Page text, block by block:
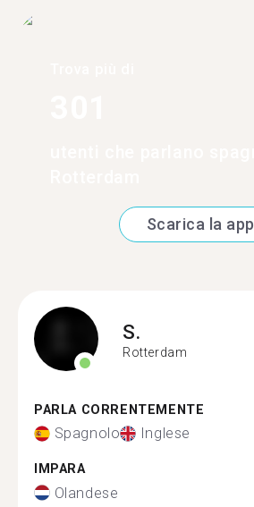
Scarica la app
S.
Rotterdam
PARLA CORRENTEMENTE
Spagnolo Inglese
IMPARA
Olandese